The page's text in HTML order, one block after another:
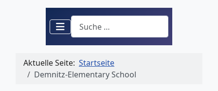
Suchen
Aktuelle Seite: Startseite
Demnitz-Elementary School